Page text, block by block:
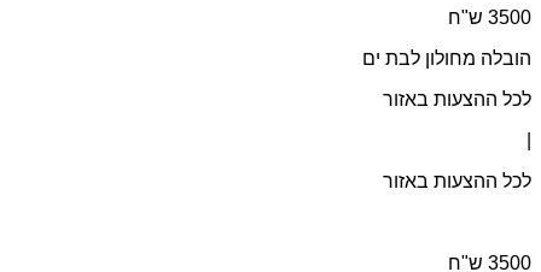
הובלה מחולון לבת ים
לכל ההצעות באזור
לכל ההצעות באזור